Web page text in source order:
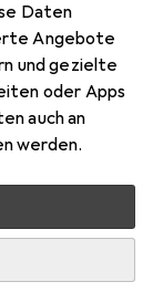
Daten
Angebote
und gezielte
oder Apps
auch an
werden.